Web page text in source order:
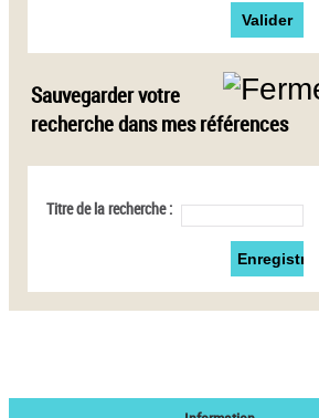
Sauvegarder votre
recherche dans mes références
Titre de la recherche :